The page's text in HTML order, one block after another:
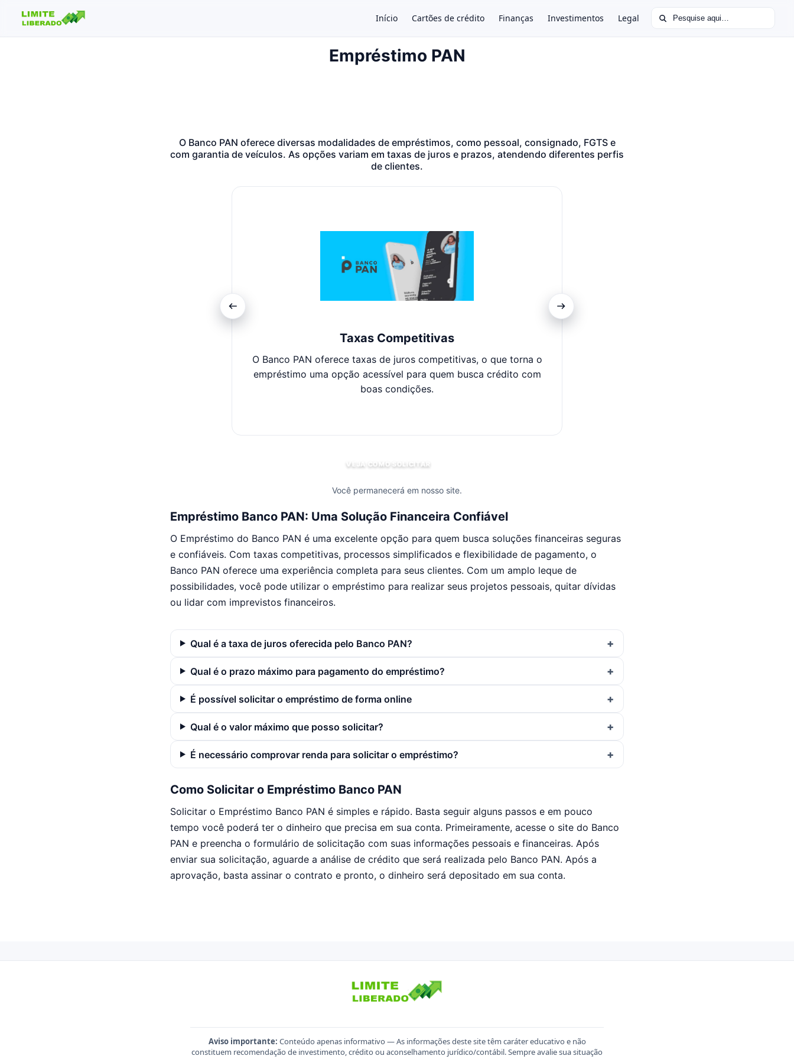
Início Cartões de crédito Finanças Investimentos Legal Buscar por:
Empréstimo PAN
O Banco PAN oferece diversas modalidades de empréstimos, como pessoal, consignado, FGTS e
com garantia de veículos. As opções variam em taxas de juros e prazos, atendendo diferentes perfis
de clientes.
Taxas Competitivas
O Banco PAN oferece taxas de juros competitivas, o que torna o
empréstimo uma opção acessível para quem busca crédito com
boas condições.
VEJA COMO SOLICITAR
Você permanecerá em nosso site.
Empréstimo Banco PAN: Uma Solução Financeira Confiável
O Empréstimo do Banco PAN é uma excelente opção para quem busca soluções financeiras seguras
e confiáveis. Com taxas competitivas, processos simplificados e flexibilidade de pagamento, o
Banco PAN oferece uma experiência completa para seus clientes. Com um amplo leque de
possibilidades, você pode utilizar o empréstimo para realizar seus projetos pessoais, quitar dívidas
ou lidar com imprevistos financeiros.
Qual é a taxa de juros oferecida pelo Banco PAN?
Qual é o prazo máximo para pagamento do empréstimo?
É possível solicitar o empréstimo de forma online
Qual é o valor máximo que posso solicitar?
É necessário comprovar renda para solicitar o empréstimo?
Como Solicitar o Empréstimo Banco PAN
Solicitar o Empréstimo Banco PAN é simples e rápido. Basta seguir alguns passos e em pouco
tempo você poderá ter o dinheiro que precisa em sua conta. Primeiramente, acesse o site do Banco
PAN e preencha o formulário de solicitação com suas informações pessoais e financeiras. Após
enviar sua solicitação, aguarde a análise de crédito que será realizada pelo Banco PAN. Após a
aprovação, basta assinar o contrato e pronto, o dinheiro será depositado em sua conta.
Aviso importante: Conteúdo apenas informativo — As informações deste site têm caráter educativo e não
constituem recomendação de investimento, crédito ou aconselhamento jurídico/contábil. Sempre avalie sua situação